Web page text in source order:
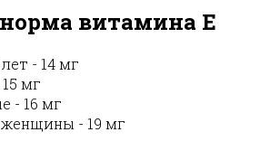
витамина E
- 14 мг
мг
- 16 мг
- 19 мг